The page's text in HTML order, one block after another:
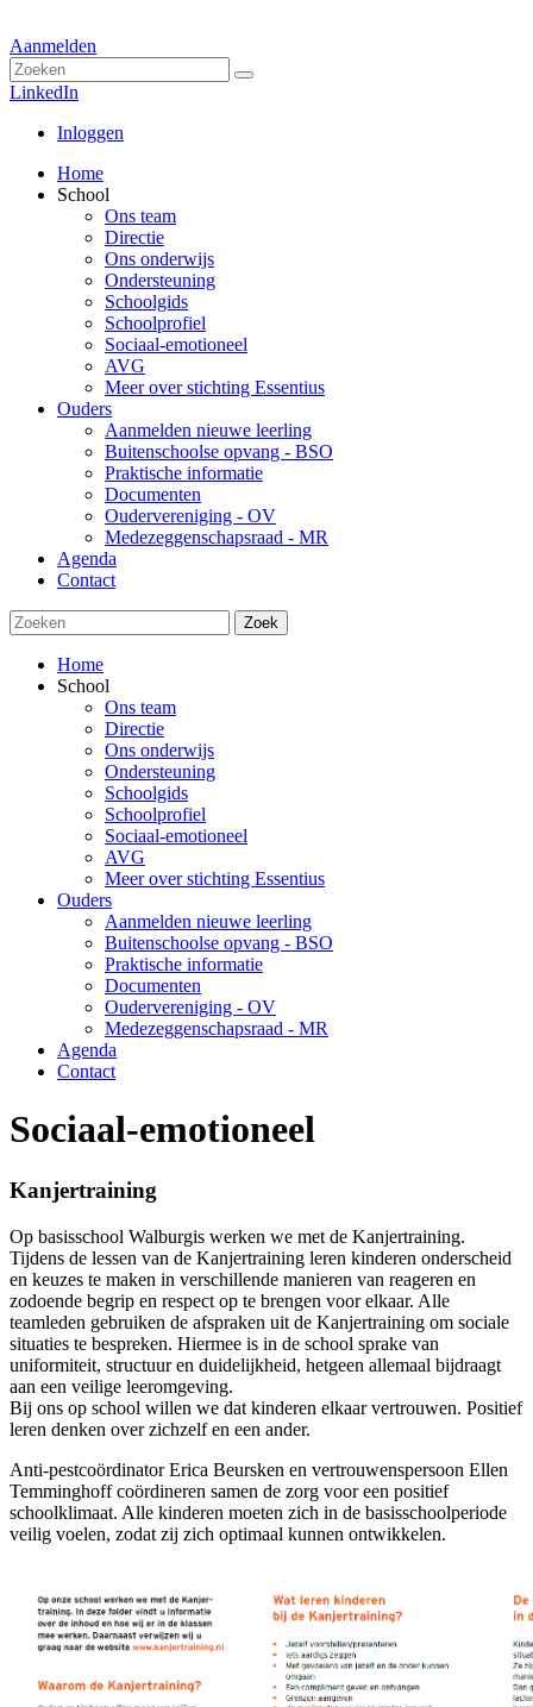
Aanmelden
LinkedIn
Inloggen
Home
School
Ons team
Directie
Ons onderwijs
Ondersteuning
Schoolgids
Schoolprofiel
Sociaal-emotioneel
AVG
Meer over stichting Essentius
Ouders
Aanmelden nieuwe leerling
Buitenschoolse opvang - BSO
Praktische informatie
Documenten
Oudervereniging - OV
Medezeggenschapsraad - MR
Agenda
Contact
Zoek
Home
School
Ons team
Directie
Ons onderwijs
Ondersteuning
Schoolgids
Schoolprofiel
Sociaal-emotioneel
AVG
Meer over stichting Essentius
Ouders
Aanmelden nieuwe leerling
Buitenschoolse opvang - BSO
Praktische informatie
Documenten
Oudervereniging - OV
Medezeggenschapsraad - MR
Agenda
Contact
Sociaal-emotioneel
Kanjertraining
Op basisschool Walburgis werken we met de Kanjertraining.
Tijdens de lessen van de Kanjertraining leren kinderen onderscheid
en keuzes te maken in verschillende manieren van reageren en
zodoende begrip en respect op te brengen voor elkaar. Alle
teamleden gebruiken de afspraken uit de Kanjertraining om sociale
situaties te bespreken. Hiermee is in de school sprake van
uniformiteit, structuur en duidelijkheid, hetgeen allemaal bijdraagt
aan een veilige leeromgeving.
Bij ons op school willen we dat kinderen elkaar vertrouwen. Positief
leren denken over zichzelf en een ander.
Anti-pestcoördinator Erica Beursken en vertrouwenspersoon Ellen
Temminghoff coördineren samen de zorg voor een positief
schoolklimaat. Alle kinderen moeten zich in de basisschoolperiode
veilig voelen, zodat zij zich optimaal kunnen ontwikkelen.